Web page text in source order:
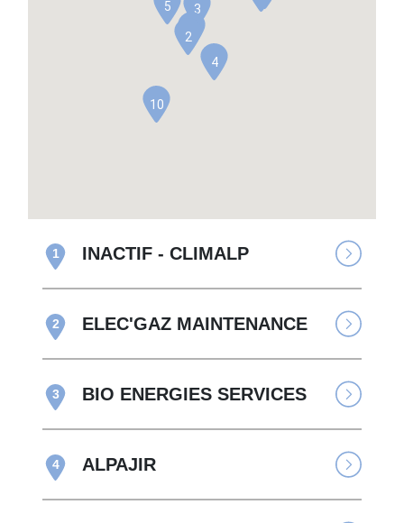
1
2
3
4
5
10
1 INACTIF - CLIMALP
2 ELEC'GAZ MAINTENANCE
3 BIO ENERGIES SERVICES
4 ALPAJIR